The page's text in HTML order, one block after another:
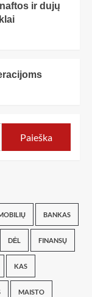
ir dujų
BANKAS
DĖL FINANSŲ
KAS
MAISTO